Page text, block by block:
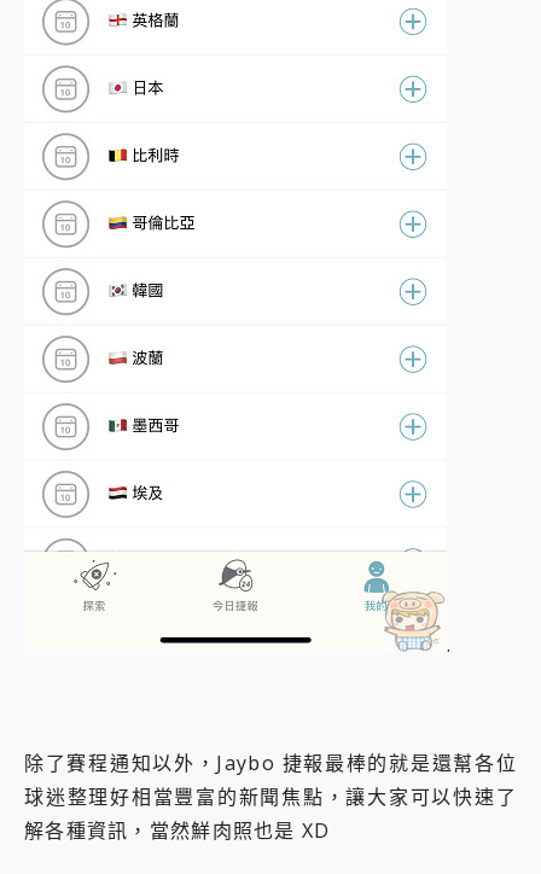
.
除了賽程通知以外，Jaybo 捷報最棒的就是還幫各位
球迷整理好相當豐富的新聞焦點，讓大家可以快速了
解各種資訊，當然鮮肉照也是 XD